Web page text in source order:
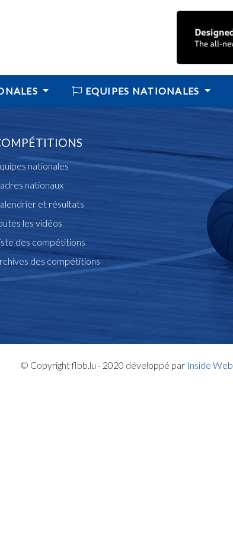
EQUIPES NATIONALES
nationales
nationaux
et résultats
les vidéos
des compétitions
des compétitions
© Copyright flbb.lu - 2020 développé par Inside Web